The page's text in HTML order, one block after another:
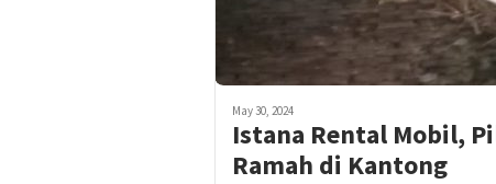
May 30, 2024
Istana Rental Mobil,
Ramah di Kantong